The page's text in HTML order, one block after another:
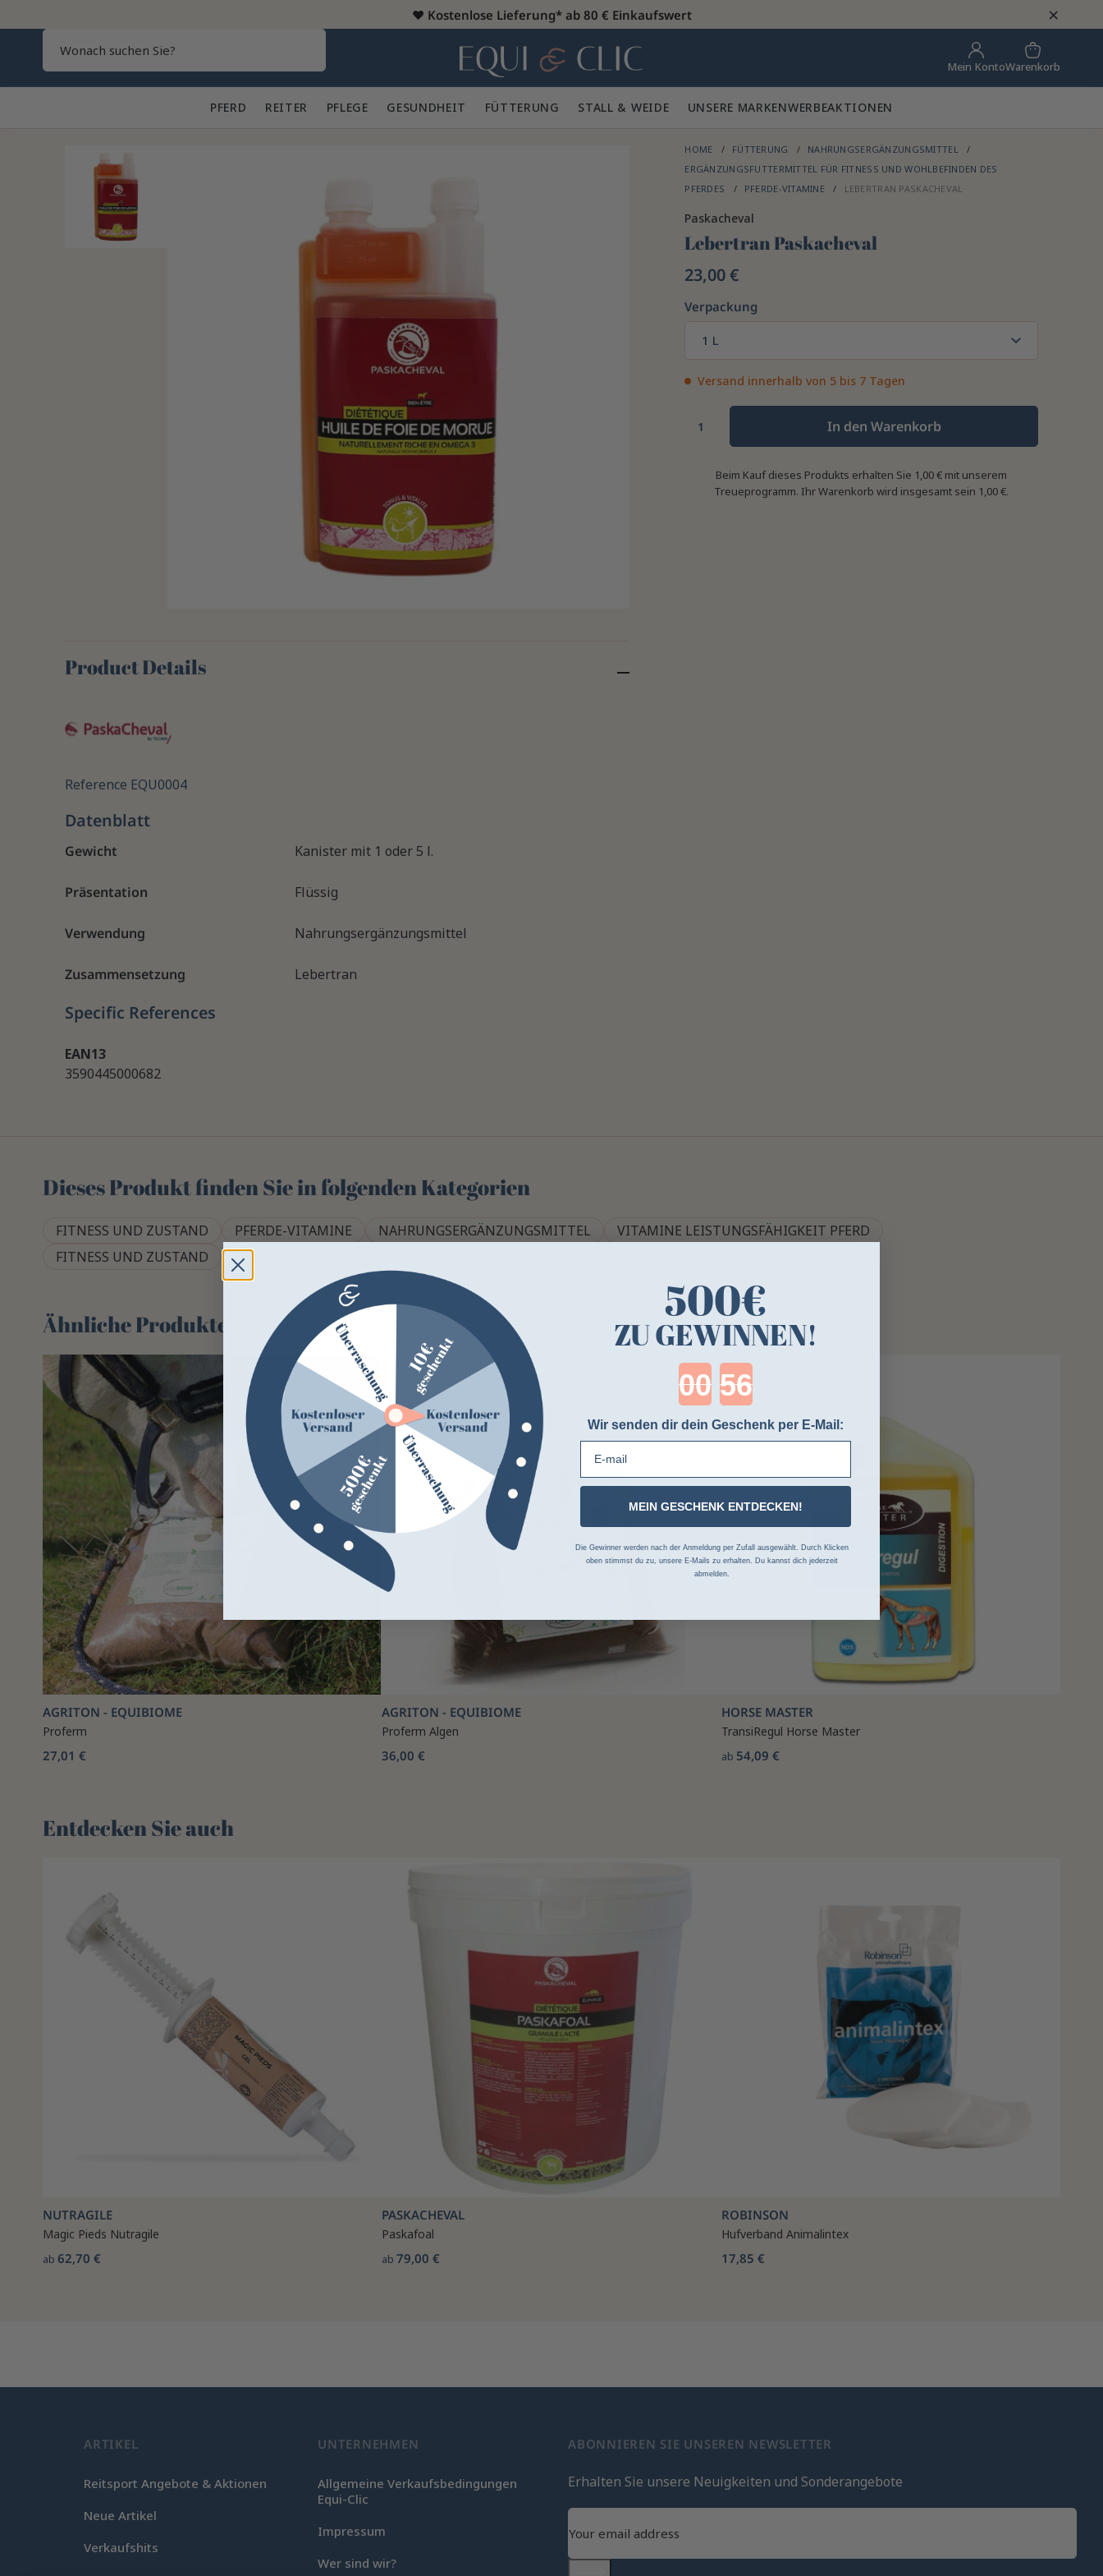
♥️ Kostenlose Lieferung* ab 80 € Einkaufswert ×
Heim Mein KontoWarenkorb
PFERD 🐎 REITER 👕 PFLEGE 🪮 GESUNDHEIT ✨ FÜTTERUNG 🥕 STALL & WEIDE 🍃 UNSERE MARKENWERBEAKTIONEN
HOME FÜTTERUNG
NAHRUNGSERGÄNZUNGSMITTEL
ERGÄNZUNGSFUTTERMITTEL FÜR FITNESS UND WOHLBEFINDEN DES
PFERDES
PFERDE-VITAMINE LEBERTRAN PASKACHEVAL
Paskacheval
Lebertran Paskacheval
23,00 €
Verpackung
1 L
Versand innerhalb von 5 bis 7 Tagen
In den Warenkorb
Beim Kauf dieses Produkts erhalten Sie 1,00 € mit unserem
Treueprogramm. Ihr Warenkorb wird insgesamt sein 1,00 €.
Product Details
Reference EQU0004
Datenblatt
Gewicht Kanister mit 1 oder 5 l.
Präsentation Flüssig
Verwendung Nahrungsergänzungsmittel
Zusammensetzung Lebertran
Specific References
EAN13
3590445000682
Dieses Produkt finden Sie in folgenden Kategorien
FITNESS UND ZUSTAND PFERDE-VITAMINE NAHRUNGSERGÄNZUNGSMITTEL
VITAMINE LEISTUNGSFÄHIGKEIT PFERD
FITNESS UND ZUSTAND
DAS + FORM
Ähnliche Produkte
AGRITON - EQUIBIOME
Proferm
27,01 €
AGRITON - EQUIBIOME
Proferm Algen
36,00 €
HORSE MASTER
TransiRegul Horse Master
ab 54,09 €
Entdecken Sie auch 🌻
NUTRAGILE
Magic Pieds Nutragile
ab62,70 €
PASKACHEVAL
Paskafoal
ab79,00 €
ROBINSON
Hufverband Animalintex
17,85 €
ARTIKEL
Reitsport Angebote & Aktionen
Neue Artikel
Verkaufshits
UNTERNEHMEN
Allgemeine Verkaufsbedingungen
Equi-Clic
Impressum
Wer sind wir?
ABONNIEREN SIE UNSEREN NEWSLETTER
Erhalten Sie unsere Neuigkeiten und Sonderangebote
500€
ZU GEWINNEN!
Countdown ends in:
Wir senden dir dein Geschenk per E-Mail:
MEIN GESCHENK ENTDECKEN!
Die Gewinner werden nach der Anmeldung per Zufall ausgewählt. Durch Klicken
oben stimmst du zu, unsere E-Mails zu erhalten. Du kannst dich jederzeit
abmelden.